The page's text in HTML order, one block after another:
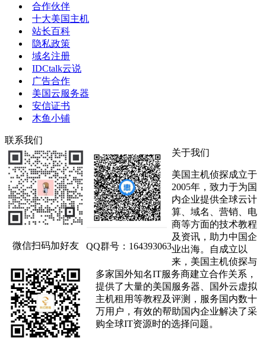
合作伙伴
十大美国主机
站长百科
隐私政策
域名注册
IDCtalk云说
广告合作
美国云服务器
安信证书
木鱼小铺
联系我们
微信扫码加好友 QQ群号：164393063
关于我们
美国主机侦探成立于
2005年，致力于为国
内企业提供全球云计
算、域名、营销、电
商等方面的技术教程
及资讯，助力中国企
业出海。自成立以
来，美国主机侦探与
多家国外知名IT服务商建立合作关系，
提供了大量的美国服务器、国外云虚拟
主机租用等教程及评测，服务国内数十
万用户，有效的帮助国内企业解决了采
购全球IT资源时的选择问题。